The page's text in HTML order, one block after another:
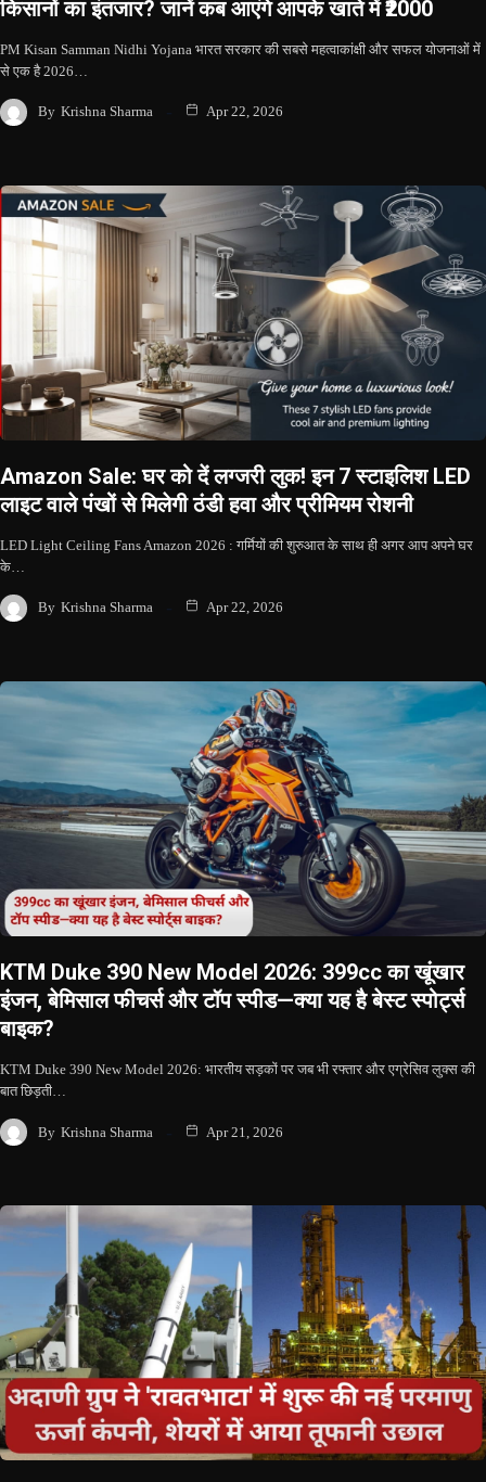
किसानों का इंतजार? जानें कब आएंगे आपके खाते में ₹2000
PM Kisan Samman Nidhi Yojana भारत सरकार की सबसे महत्वाकांक्षी और सफल योजनाओं में
से एक है 2026…
By Krishna Sharma Apr 22, 2026
Amazon Sale: घर को दें लग्जरी लुक! इन 7 स्टाइलिश LED
लाइट वाले पंखों से मिलेगी ठंडी हवा और प्रीमियम रोशनी
LED Light Ceiling Fans Amazon 2026 : गर्मियों की शुरुआत के साथ ही अगर आप अपने घर
के…
By Krishna Sharma Apr 22, 2026
KTM Duke 390 New Model 2026: 399cc का खूंखार
इंजन, बेमिसाल फीचर्स और टॉप स्पीड—क्या यह है बेस्ट स्पोर्ट्स
बाइक?
KTM Duke 390 New Model 2026: भारतीय सड़कों पर जब भी रफ्तार और एग्रेसिव लुक्स की
बात छिड़ती…
By Krishna Sharma Apr 21, 2026